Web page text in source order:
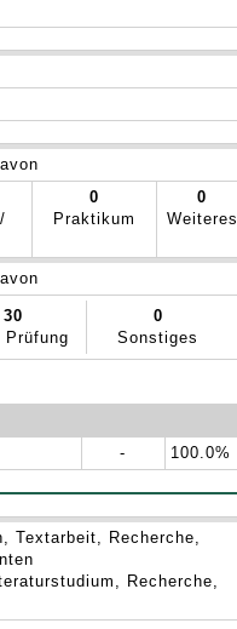
0
Praktikum
0
Weiteres
30
Prüfung
0
Sonstiges
- 100.0%
Textarbeit, Recherche,
Recherche,